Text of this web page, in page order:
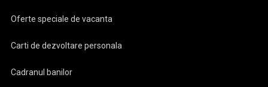
Oferte speciale de vacanta
Carti de dezvoltare personala
Cadranul banilor